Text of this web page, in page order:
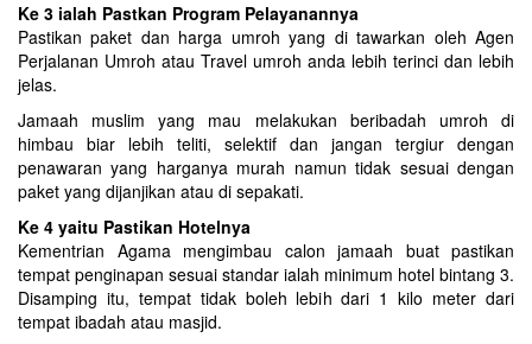
Ke 3 ialah Pastkan Program Pelayanannya
Pastikan paket dan harga umroh yang di tawarkan oleh Agen
Perjalanan Umroh atau Travel umroh anda lebih terinci dan lebih
jelas.
Jamaah muslim yang mau melakukan beribadah umroh di
himbau biar lebih teliti, selektif dan jangan tergiur dengan
penawaran yang harganya murah namun tidak sesuai dengan
paket yang dijanjikan atau di sepakati.
Ke 4 yaitu Pastikan Hotelnya
Kementrian Agama mengimbau calon jamaah buat pastikan
tempat penginapan sesuai standar ialah minimum hotel bintang 3.
Disamping itu, tempat tidak boleh lebih dari 1 kilo meter dari
tempat ibadah atau masjid.